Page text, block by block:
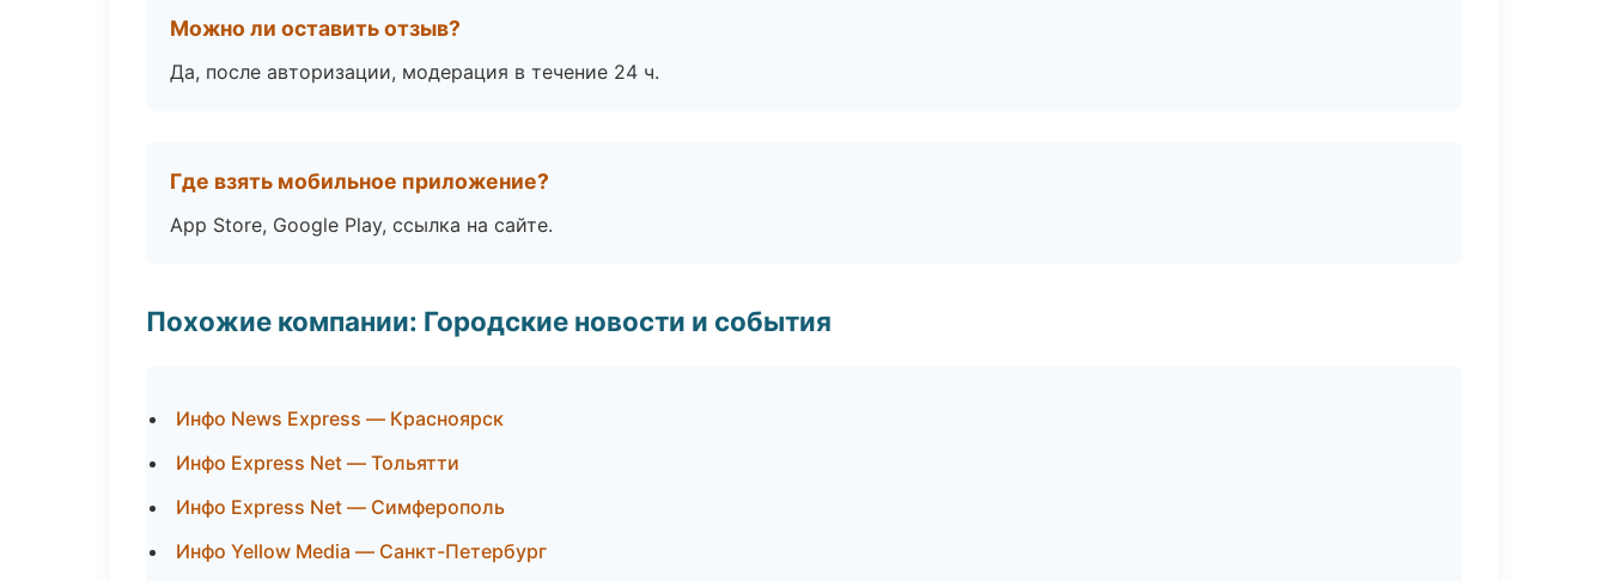
Можно ли оставить отзыв?
Да, после авторизации, модерация в течение 24 ч.
Где взять мобильное приложение?
App Store, Google Play, ссылка на сайте.
Похожие компании: Городские новости и события
Инфо News Express — Красноярск
Инфо Express Net — Тольятти
Инфо Express Net — Симферополь
Инфо Yellow Media — Санкт-Петербург